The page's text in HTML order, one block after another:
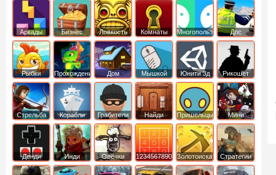
Аркады
Бизнес
симуляторы
Ловкость Комнаты Многопользовательские
Дпс
Рыбки Прохождение Дом Мышкой Юнити 3д Рикошет
Cтрельба
из лука
Корабли Грабители
Найди
выход
Пришельцы Мини
Денди Инди
Овечки
идут домой
1234567890 ЗолотоискательСтратегии